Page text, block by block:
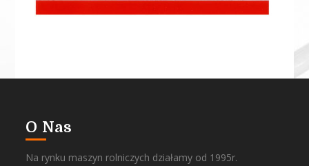
O Nas
Na rynku maszyn rolniczych działamy od 1995r.